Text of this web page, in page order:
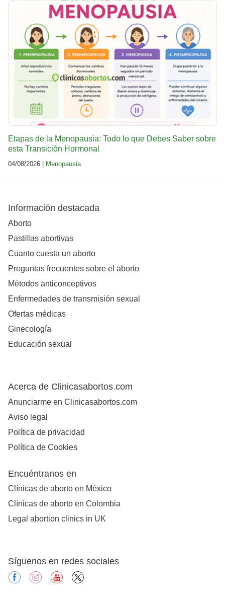
Etapas de la Menopausia: Todo lo que Debes Saber sobre
esta Transición Hormonal
04/08/2026 | Menopausia
Información destacada
Aborto
Pastillas abortivas
Cuanto cuesta un aborto
Preguntas frecuentes sobre el aborto
Métodos anticonceptivos
Enfermedades de transmisión sexual
Ofertas médicas
Ginecología
Educación sexual
Acerca de Clinicasabortos.com
Anunciarme en Clinicasabortos.com
Aviso legal
Política de privacidad
Política de Cookies
Encuéntranos en
Clínicas de aborto en México
Clínicas de aborto en Colombia
Legal abortion clinics in UK
Síguenos en redes sociales
facebookinstagramyoutube